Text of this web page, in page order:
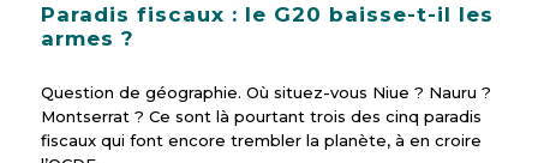
Paradis fiscaux : le G20 baisse-t-il les
armes ?
Question de géographie. Où situez-vous Niue ? Nauru ?
Montserrat ? Ce sont là pourtant trois des cinq paradis
fiscaux qui font encore trembler la planète, à en croire